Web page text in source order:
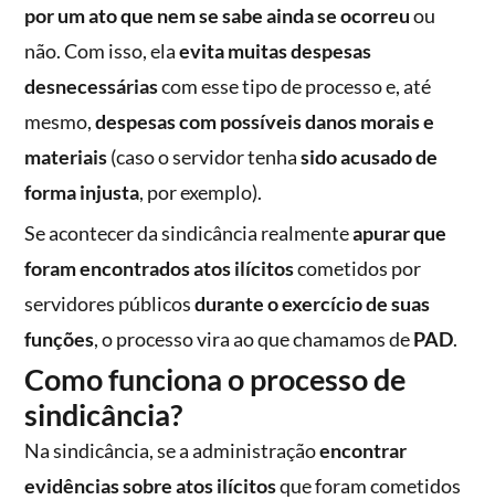
por um ato que nem se sabe ainda se ocorreuou
não. Com isso, elaevita muitas despesas
desnecessáriascom esse tipo de processo e, até
mesmo,despesas com possíveis danos morais e
materiais(caso o servidor tenhasido acusado de
forma injusta, por exemplo).
Se acontecer da sindicância realmenteapurar que
foram encontrados atos ilícitoscometidos por
servidores públicosdurante o exercício de suas
funções, o processo vira ao que chamamos dePAD.
Como funciona o processo de
sindicância?
Na sindicância, se a administraçãoencontrar
evidências sobre atos ilícitosque foram cometidos